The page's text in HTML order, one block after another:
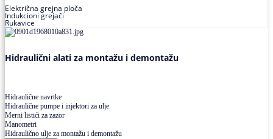
Električna grejna ploča
Indukcioni grejači
Rukavice
Hidraulični alati za montažu i demontažu
Hidraulične navrtke
Hidraulične pumpe i injektori za ulje
Merni listići za zazor
Manometri
Hidraulično ulje za montažu i demontažu